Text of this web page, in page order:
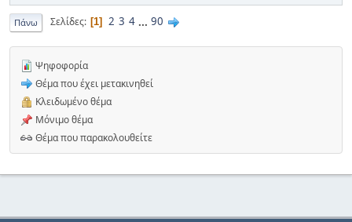
Πάνω Σελίδες 1 2 3 4 ... 90
Ψηφοφορία
Θέμα που έχει μετακινηθεί
Κλειδωμένο θέμα
Μόνιμο θέμα
Θέμα που παρακολουθείτε